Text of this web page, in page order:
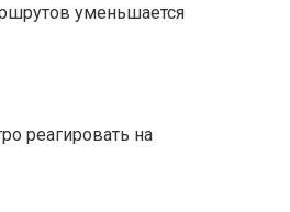
уменьшается
реагировать на